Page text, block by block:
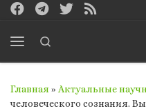
Перейти к содержимому
Главная » Актуальные
человеческого сознания.